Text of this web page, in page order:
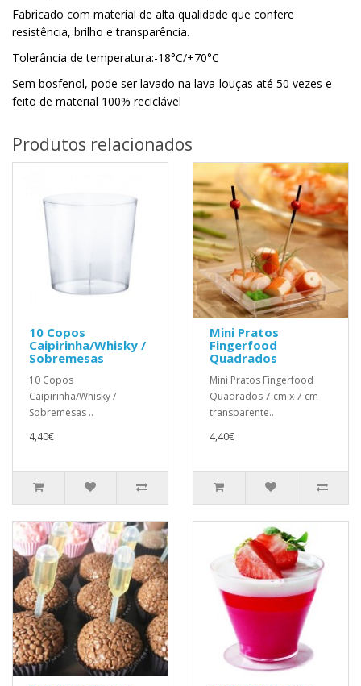
Fabricado com material de alta qualidade que confere
resistência, brilho e transparência.
Tolerância de temperatura:-18°C/+70°C
Sem bosfenol, pode ser lavado na lava-louças até 50 vezes e
feito de material 100% reciclável
Produtos relacionados
10 Copos
Caipirinha/Whisky /
Sobremesas
10 Copos
Caipirinha/Whisky /
Sobremesas ..
4,40€
Mini Pratos
Fingerfood
Quadrados
Mini Pratos Fingerfood
Quadrados 7 cm x 7 cm
transparente..
4,40€